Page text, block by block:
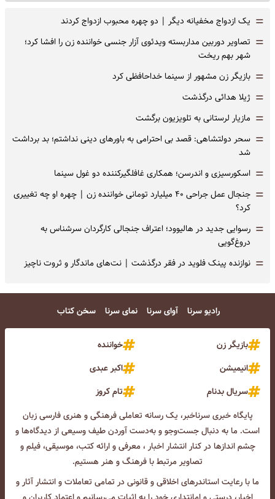
= یک ازدواج مخفیانه دیگر | دو چهره محبوب ازدواج کردند
= تصاویر دوربین مداربسته ویدئوی آزار جنسی خواننده زن را افشا کرد؛
شهر بهم ریخت
= بازیگر زن مشهور از سینما خداحافظی کرد
= ژیلا هدائی درگذشت
= مازیار لرستانی به تلویزیون برگشت
= سحر دولتشاهی: قصد بی احترامی به باورهای دینی نداشتم؛ بد برداشت
شد
= اسکورسیزی و اندرسن؛ همکاری غافلگیرکننده دو غول سینما
=
جنجال عمل جراحی ۴۰ میلیارد تومانی خواننده زن | چهره او چه تغییری
کرد؟
= رسوایی جدید در هالیوود؛ اعتراف جنجالی کارگردان سرشناس به
دروغ‌گویی
= نوازنده پینک فلوید در فقر درگذشت | نت‌های ماندگار و ثروت ناچیز
رادیو سرنا آوای سرنا نمای سرنا سخن کتاب
بازیگر زن
خواننده
انیمیشن
اکبر عبدی
سریال بدنام
تام کروز
پایگاه خبری سرناخبر، یک رسانه تعاملی فرهنگی و هنری فارسی زبان
است. ما به دنبال جست‌و‌جو و به‌دست آوردن طیف وسیعی از دیدگاه‌ها و
چشم انداز‌ها در کنار انتشار اخبار ، معرفی و ارائه کتب، موسیقی، فیلم و
تصاویر مرتبط با فرهنگ و هنر هستیم.
ما با رعایت استاندرهای اخلاقی و قانونی در تمامی تعاملات و انتشار آثار و